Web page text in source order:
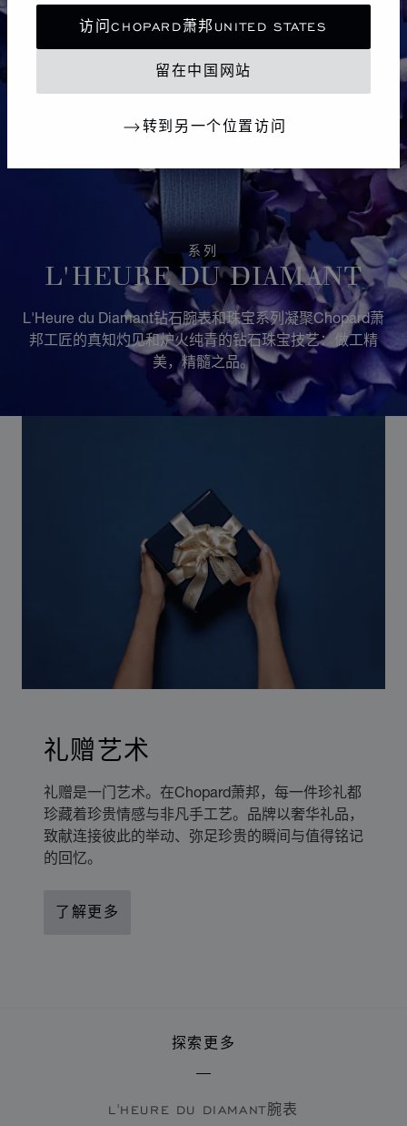
访问CHOPARD萧邦UNITED STATES
留在中国网站
转到另一个位置访问
系列
L'HEURE DU DIAMANT
L'Heure du Diamant钻石腕表和珠宝系列凝聚Chopard萧
邦工匠的真知灼见和炉火纯青的钻石珠宝技艺：做工精
美，精髓之品。
礼赠艺术
礼赠是一门艺术。在Chopard萧邦，每一件珍礼都
珍藏着珍贵情感与非凡手工艺。品牌以奢华礼品，
致献连接彼此的举动、弥足珍贵的瞬间与值得铭记
的回忆。
了解更多
探索更多
L'HEURE DU DIAMANT腕表